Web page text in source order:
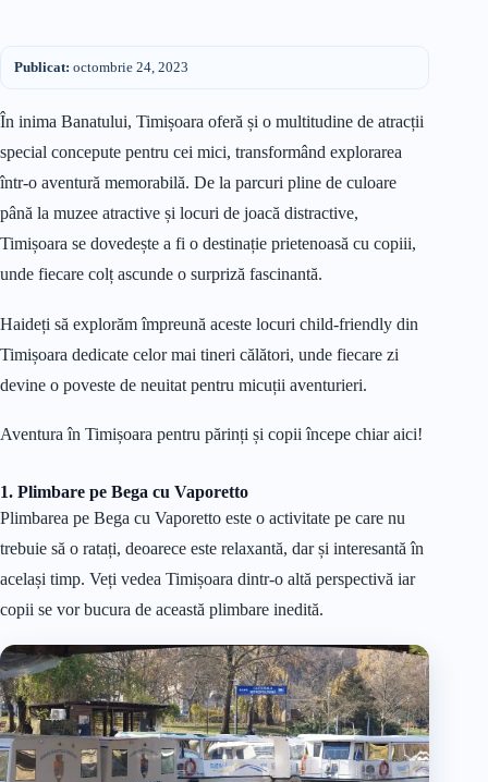
Publicat: octombrie 24, 2023
În inima Banatului, Timișoara oferă și o multitudine de atracții
special concepute pentru cei mici, transformând explorarea
într-o aventură memorabilă. De la parcuri pline de culoare
până la muzee atractive și locuri de joacă distractive,
Timișoara se dovedește a fi o destinație prietenoasă cu copiii,
unde fiecare colț ascunde o surpriză fascinantă.
Haideți să explorăm împreună aceste locuri child-friendly din
Timișoara dedicate celor mai tineri călători, unde fiecare zi
devine o poveste de neuitat pentru micuții aventurieri.
Aventura în Timișoara pentru părinți și copii începe chiar aici!
1. Plimbare pe Bega cu Vaporetto
Plimbarea pe Bega cu Vaporetto este o activitate pe care nu
trebuie să o ratați, deoarece este relaxantă, dar și interesantă în
același timp. Veți vedea Timișoara dintr-o altă perspectivă iar
copii se vor bucura de această plimbare inedită.